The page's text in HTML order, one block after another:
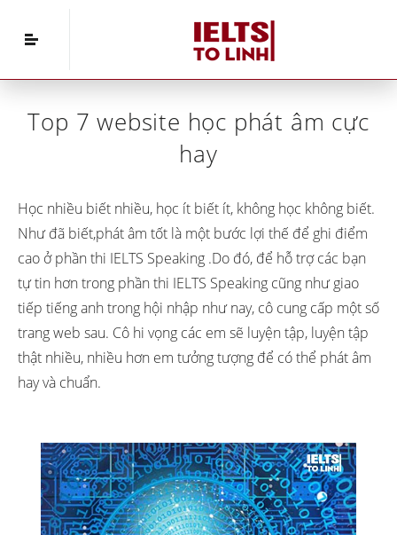
»Top 7 website học phát
âm cực hay
Top 7 website học phát âm cực
hay
Học nhiều biết nhiều, học ít biết ít, không học không biết.
Như đã biết,phát âm tốt là một bước lợi thế để ghi điểm
cao ở phần thi IELTS Speaking .Do đó, để hỗ trợ các bạn
tự tin hơn trong phần thi IELTS Speaking cũng như giao
tiếp tiếng anh trong hội nhập như nay, cô cung cấp một số
trang web sau. Cô hi vọng các em sẽ luyện tập, luyện tập
thật nhiều, nhiều hơn em tưởng tượng để có thể phát âm
hay và chuẩn.